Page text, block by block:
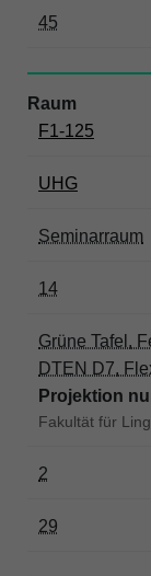
45
F1-125
UHG
Seminarraum
14
Grüne Tafel,
DTEN D7,
Projektion
Fakultät für
2
29